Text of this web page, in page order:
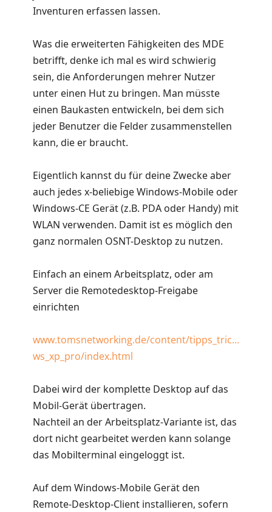
Inventuren erfassen lassen.
Was die erweiterten Fähigkeiten des MDE
betrifft, denke ich mal es wird schwierig
sein, die Anforderungen mehrer Nutzer
unter einen Hut zu bringen. Man müsste
einen Baukasten entwickeln, bei dem sich
jeder Benutzer die Felder zusammenstellen
kann, die er braucht.
Eigentlich kannst du für deine Zwecke aber
auch jedes x-beliebige Windows-Mobile oder
Windows-CE Gerät (z.B. PDA oder Handy) mit
WLAN verwenden. Damit ist es möglich den
ganz normalen OSNT-Desktop zu nutzen.
Einfach an einem Arbeitsplatz, oder am
Server die Remotedesktop-Freigabe
einrichten
www.tomsnetworking.de/content/tipps_tric...
ws_xp_pro/index.html
Dabei wird der komplette Desktop auf das
Mobil-Gerät übertragen.
Nachteil an der Arbeitsplatz-Variante ist, das
dort nicht gearbeitet werden kann solange
das Mobilterminal eingeloggt ist.
Auf dem Windows-Mobile Gerät den
Remote-Desktop-Client installieren, sofern